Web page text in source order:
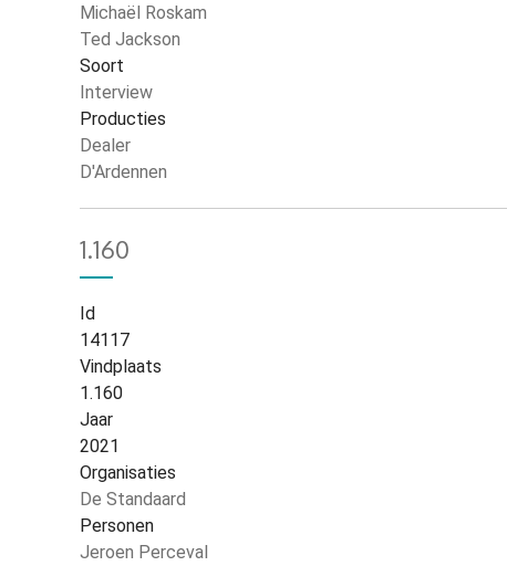
Michaël Roskam
Ted Jackson
Soort
Interview
Producties
Dealer
D'Ardennen
1.160
Id
14117
Vindplaats
1.160
Jaar
2021
Organisaties
De Standaard
Personen
Jeroen Perceval